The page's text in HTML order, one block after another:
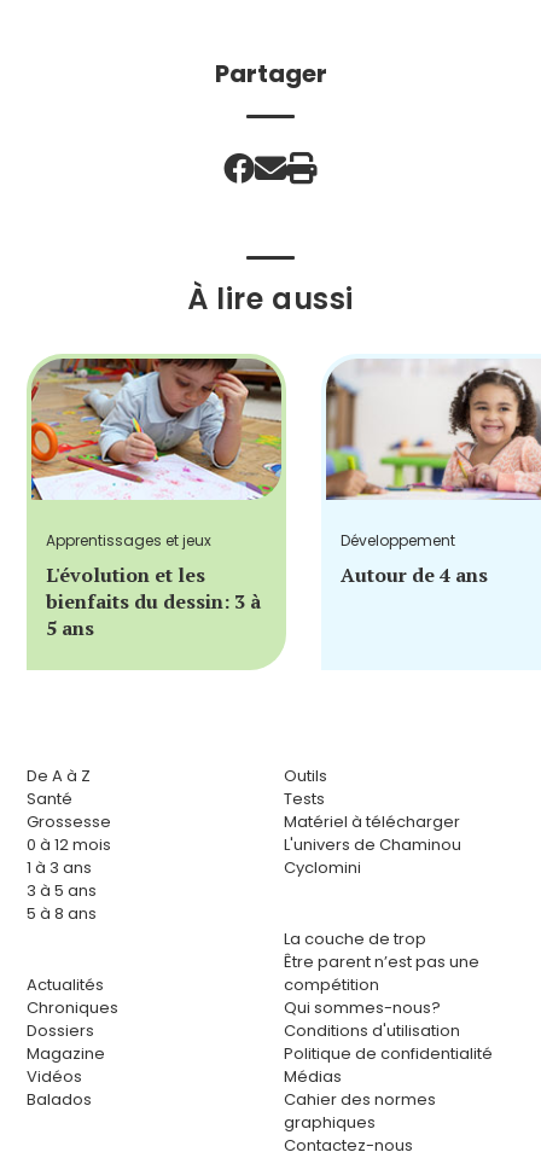
Partager
À lire aussi
Apprentissages et jeux
L'évolution et les
bienfaits du dessin: 3 à
5 ans
Développement
Autour de 4 ans
De A à Z
Santé
Grossesse
0 à 12 mois
1 à 3 ans
3 à 5 ans
5 à 8 ans
Actualités
Chroniques
Dossiers
Magazine
Vidéos
Balados
Outils
Tests
Matériel à télécharger
L'univers de Chaminou
Cyclomini
La couche de trop
Être parent n’est pas une
compétition
Qui sommes-nous?
Conditions d'utilisation
Politique de confidentialité
Médias
Cahier des normes
graphiques
Contactez-nous